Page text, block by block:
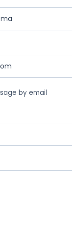
by email